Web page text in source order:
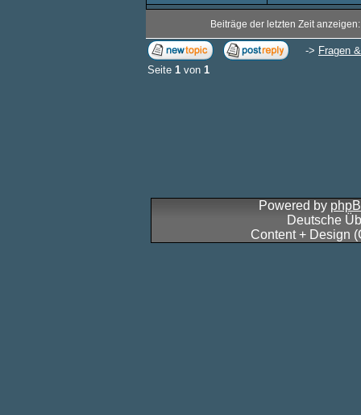
Beiträge der letzten Zeit
-> Fragen
Seite 1 von 1
Powered by
Deutsche
Content + Design